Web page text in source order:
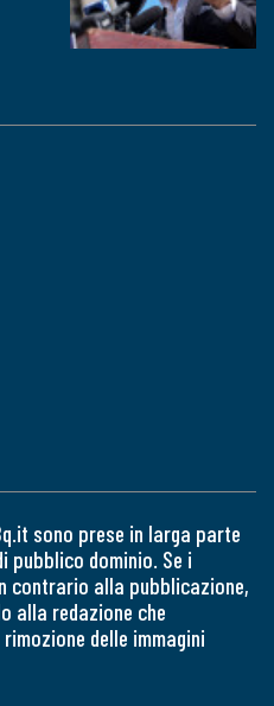
sono prese in larga parte
pubblico dominio. Se i
contrario alla pubblicazione,
alla redazione che
delle immagini